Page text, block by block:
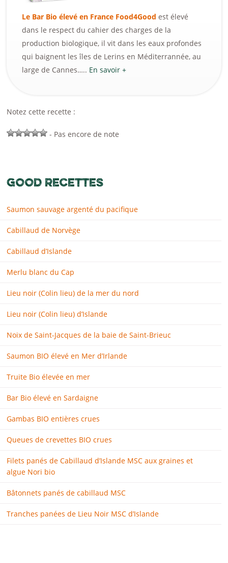
Le Bar Bio élevé en France Food4Good est élevé
dans le respect du cahier des charges de la
production biologique, il vit dans les eaux profondes
qui baignent les îles de Lerins en Méditerrannée, au
large de Cannes….. En savoir +
Notez cette recette :
- Pas encore de note
GOOD RECETTES
Saumon sauvage argenté du pacifique
Cabillaud de Norvège
Cabillaud d’Islande
Merlu blanc du Cap
Lieu noir (Colin lieu) de la mer du nord
Lieu noir (Colin lieu) d’Islande
Noix de Saint-Jacques de la baie de Saint-Brieuc
Saumon BIO élevé en Mer d’Irlande
Truite Bio élevée en mer
Bar Bio élevé en Sardaigne
Gambas BIO entières crues
Queues de crevettes BIO crues
Filets panés de Cabillaud d’Islande MSC aux graines et
algue Nori bio
Bâtonnets panés de cabillaud MSC
Tranches panées de Lieu Noir MSC d’Islande